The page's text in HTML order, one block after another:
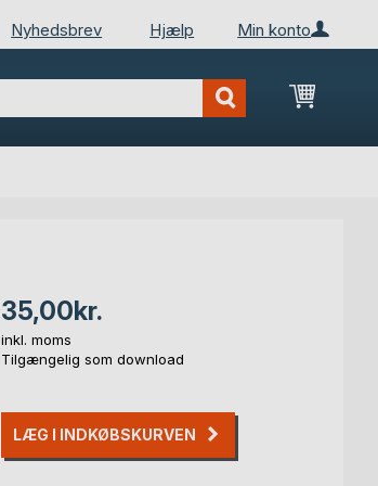
Min konto
Nyhedsbrev Hjælp
Min
35,00kr.
inkl. moms
Tilgængelig som download
LÆG I INDKØBSKURVEN